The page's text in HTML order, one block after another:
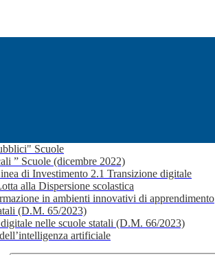
Scuole
” Scuole (dicembre 2022)
di Investimento 2.1 Transizione digitale
alla Dispersione scolastica
in ambienti innovativi di apprendimento
(D.M. 65/2023)
nelle scuole statali (D.M. 66/2023)
artificiale